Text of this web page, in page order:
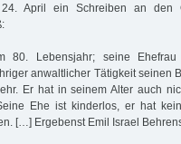
April ein Schreiben an den
80. Lebensjahr; seine
anwaltlicher Tätigkeit seinen
Er hat in seinem Alter auch
Ehe ist kinderlos, er hat
[…] Ergebenst Emil Israel